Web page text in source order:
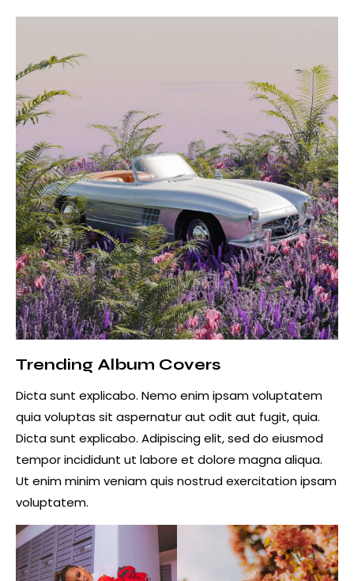
Trending Album Covers
Dicta sunt explicabo. Nemo enim ipsam voluptatem
quia voluptas sit aspernatur aut odit aut fugit, quia.
Dicta sunt explicabo. Adipiscing elit, sed do eiusmod
tempor incididunt ut labore et dolore magna aliqua.
Ut enim minim veniam quis nostrud exercitation ipsam
voluptatem.